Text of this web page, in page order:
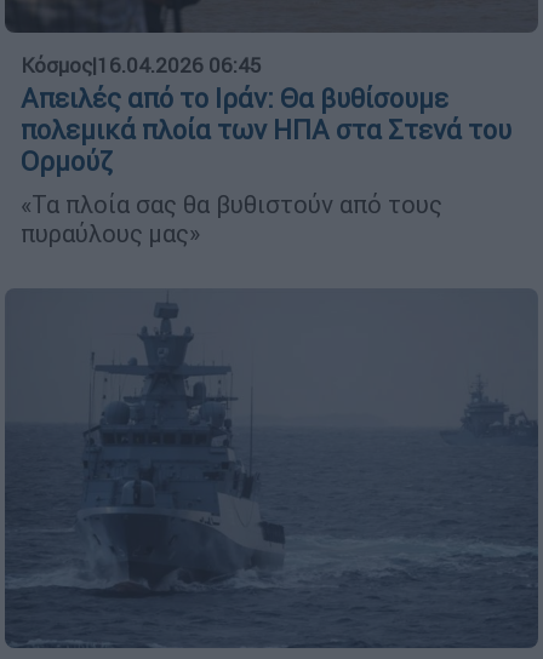
Κόσμος|16.04.2026 06:45
Απειλές από το Ιράν: Θα βυθίσουμε
πολεμικά πλοία των ΗΠΑ στα Στενά του
Ορμούζ
«Τα πλοία σας θα βυθιστούν από τους
πυραύλους μας»